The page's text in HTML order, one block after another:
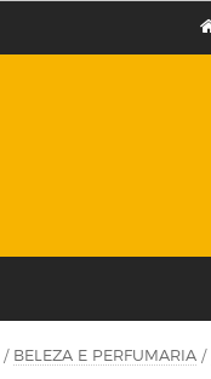
/ BELEZA E PERFUMARIA /